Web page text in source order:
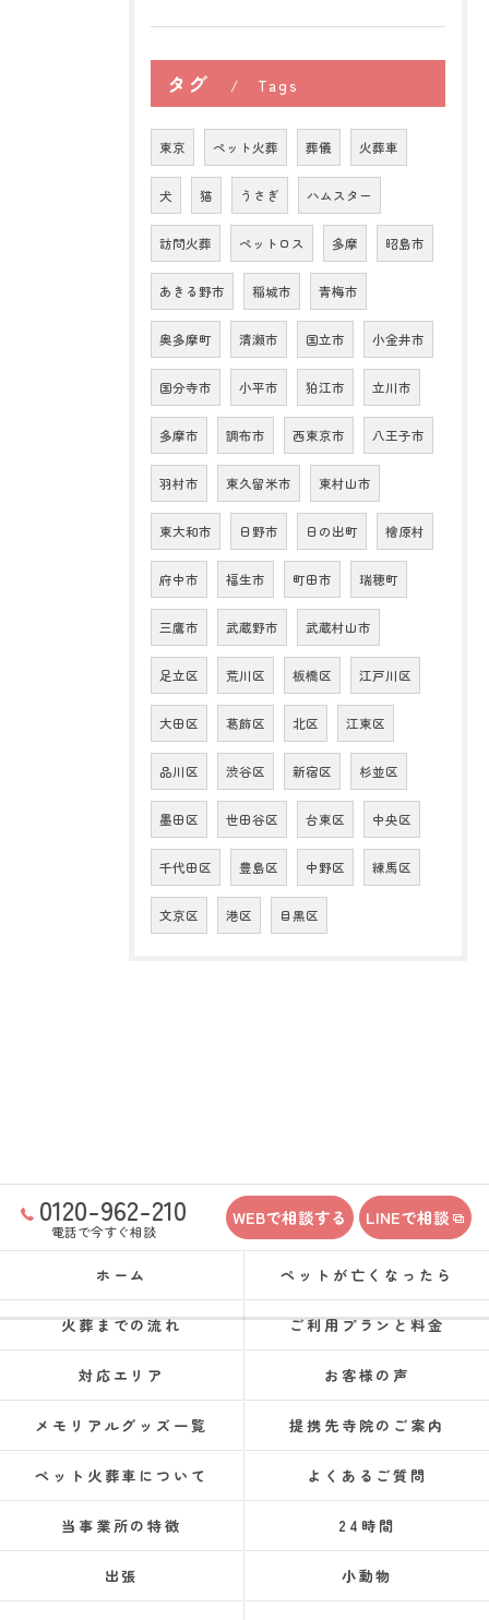
タグ Tags
東京 ペット火葬 葬儀 火葬車
犬 猫 うさぎ ハムスター
訪問火葬 ペットロス 多摩 昭島市
あきる野市 稲城市 青梅市
奥多摩町 清瀬市 国立市 小金井市
国分寺市 小平市 狛江市 立川市
多摩市 調布市 西東京市 八王子市
羽村市 東久留米市 東村山市
東大和市 日野市 日の出町 檜原村
府中市 福生市 町田市 瑞穂町
三鷹市 武蔵野市 武蔵村山市
足立区 荒川区 板橋区 江戸川区
大田区 葛飾区 北区 江東区
品川区 渋谷区 新宿区 杉並区
墨田区 世田谷区 台東区 中央区
千代田区 豊島区 中野区 練馬区
文京区 港区 目黒区
0120-962-210
電話で今すぐ相談
WEBで相談する LINEで相談
ホーム ペットが亡くなったら
火葬までの流れ ご利用プランと料金
対応エリア お客様の声
メモリアルグッズ一覧 提携先寺院のご案内
ペット火葬車について よくあるご質問
当事業所の特徴 24時間
出張 小動物